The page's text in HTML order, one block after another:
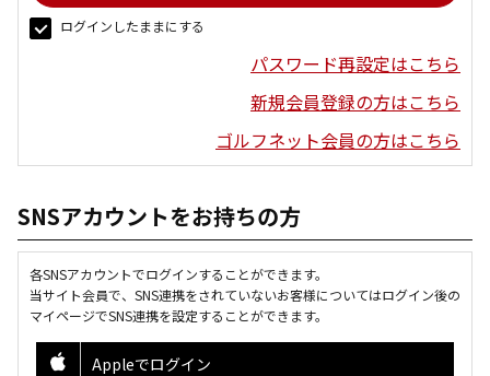
ログインしたままにする
パスワード再設定はこちら
新規会員登録の方はこちら
ゴルフネット会員の方はこちら
SNSアカウントをお持ちの方
各SNSアカウントでログインすることができます。
当サイト会員で、SNS連携をされていないお客様についてはログイン後の
マイページでSNS連携を設定することができます。
Appleでログイン